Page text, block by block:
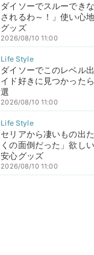
ダイソーでスルーでき
されるわ～！」使い心
グッズ
2026/08/10 11:00
ダイソーでこのレベル
イド好きに見つかった
選
2026/08/10 11:00
セリアから凄いもの出
くの面倒だった」欲し
安心グッズ
2026/08/10 11:00